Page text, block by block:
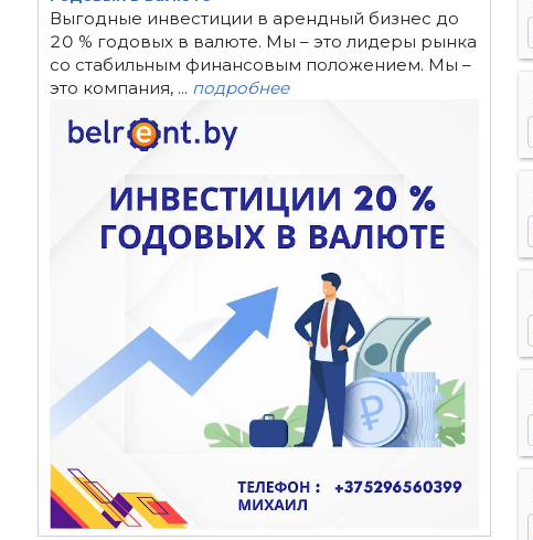
Выгодные инвестиции в арендный бизнес до
20 % годовых в валюте. Мы – это лидеры рынка
со стабильным финансовым положением. Мы –
это компания, ... подробнее